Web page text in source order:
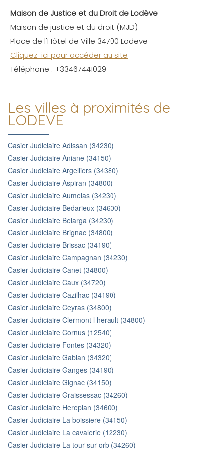
Maison de Justice et du Droit de Lodève
Maison de justice et du droit (MJD)
Place de l'Hôtel de Ville 34700 Lodeve
Cliquez-ici pour accéder au site
Téléphone : +33467441029
Les villes à proximités de
LODEVE
Casier Judiciaire Adissan (34230)
Casier Judiciaire Aniane (34150)
Casier Judiciaire Argelliers (34380)
Casier Judiciaire Aspiran (34800)
Casier Judiciaire Aumelas (34230)
Casier Judiciaire Bedarieux (34600)
Casier Judiciaire Belarga (34230)
Casier Judiciaire Brignac (34800)
Casier Judiciaire Brissac (34190)
Casier Judiciaire Campagnan (34230)
Casier Judiciaire Canet (34800)
Casier Judiciaire Caux (34720)
Casier Judiciaire Cazilhac (34190)
Casier Judiciaire Ceyras (34800)
Casier Judiciaire Clermont l herault (34800)
Casier Judiciaire Cornus (12540)
Casier Judiciaire Fontes (34320)
Casier Judiciaire Gabian (34320)
Casier Judiciaire Ganges (34190)
Casier Judiciaire Gignac (34150)
Casier Judiciaire Graissessac (34260)
Casier Judiciaire Herepian (34600)
Casier Judiciaire La boissiere (34150)
Casier Judiciaire La cavalerie (12230)
Casier Judiciaire La tour sur orb (34260)